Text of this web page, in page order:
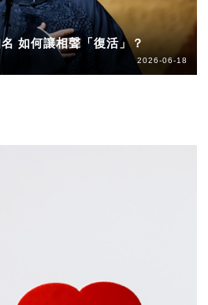
如何讓相聲「復活」？
2026-06-18